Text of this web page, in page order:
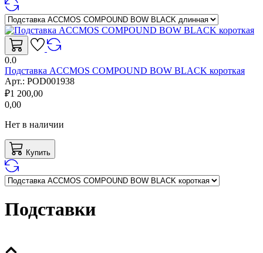
0.0
Подставка ACCMOS COMPOUND BOW BLACK короткая
Арт.: POD001938
₽1 200,00
0,00
Нет в наличии
Купить
Подставки